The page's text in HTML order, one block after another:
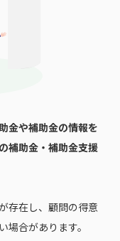
金や補助金の情報を
補助金・補助金支援
存在し、顧問の得意
合があります。